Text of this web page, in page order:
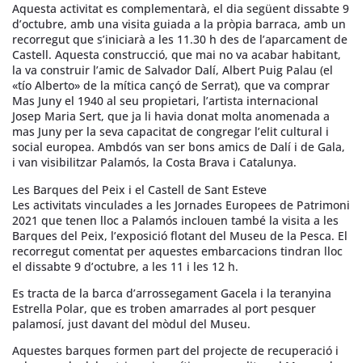
Aquesta activitat es complementarà, el dia següent dissabte 9
d’octubre, amb una visita guiada a la pròpia barraca, amb un
recorregut que s’iniciarà a les 11.30 h des de l’aparcament de
Castell. Aquesta construcció, que mai no va acabar habitant,
la va construir l’amic de Salvador Dalí, Albert Puig Palau (el
«tío Alberto» de la mítica cançó de Serrat), que va comprar
Mas Juny el 1940 al seu propietari, l’artista internacional
Josep Maria Sert, que ja li havia donat molta anomenada a
mas Juny per la seva capacitat de congregar l’elit cultural i
social europea. Ambdós van ser bons amics de Dalí i de Gala,
i van visibilitzar Palamós, la Costa Brava i Catalunya.
Les Barques del Peix i el Castell de Sant Esteve
Les activitats vinculades a les Jornades Europees de Patrimoni
2021 que tenen lloc a Palamós inclouen també la visita a les
Barques del Peix, l’exposició flotant del Museu de la Pesca. El
recorregut comentat per aquestes embarcacions tindran lloc
el dissabte 9 d’octubre, a les 11 i les 12 h.
Es tracta de la barca d’arrossegament Gacela i la teranyina
Estrella Polar, que es troben amarrades al port pesquer
palamosí, just davant del mòdul del Museu.
Aquestes barques formen part del projecte de recuperació i